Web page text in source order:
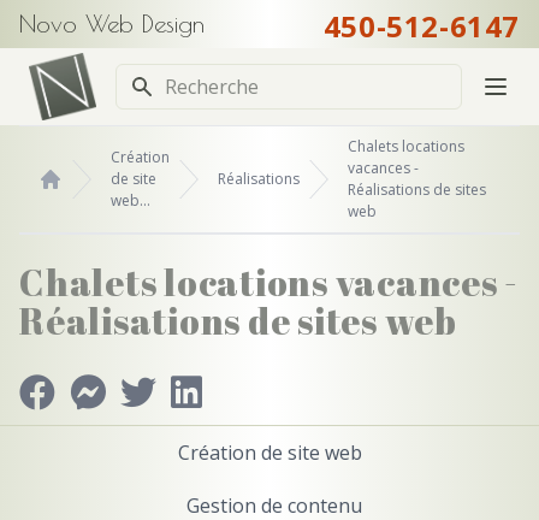
Novo Web Design 450-512-6147
Recherche
Création
de site
web...
Réalisations
Chalets locations
vacances -
Réalisations de sites
web
Chalets locations vacances -
Réalisations de sites web
Création de site web
Gestion de contenu